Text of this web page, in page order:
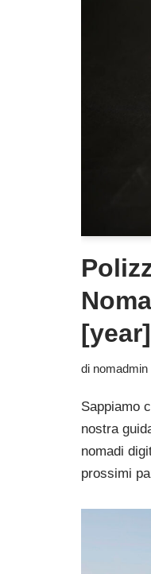
[year]
di nomadmin
Sappiamo
nostra
nomadi
prossimi